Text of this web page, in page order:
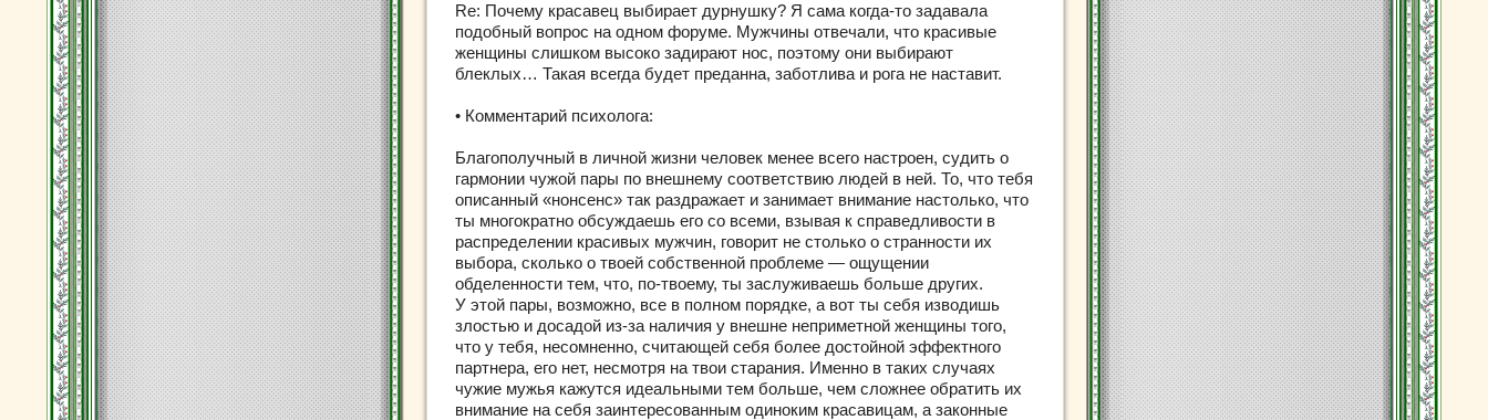
Re: Почему красавец выбирает дурнушку? Я сама когда-то задавала
подобный вопрос на одном форуме. Мужчины отвечали, что красивые
женщины слишком высоко задирают нос, поэтому они выбирают
блеклых… Такая всегда будет преданна, заботлива и рога не наставит.
• Комментарий психолога:
Благополучный в личной жизни человек менее всего настроен, судить о
гармонии чужой пары по внешнему соответствию людей в ней. То, что тебя
описанный «нонсенс» так раздражает и занимает внимание настолько, что
ты многократно обсуждаешь его со всеми, взывая к справедливости в
распределении красивых мужчин, говорит не столько о странности их
выбора, сколько о твоей собственной проблеме — ощущении
обделенности тем, что, по-твоему, ты заслуживаешь больше других.
У этой пары, возможно, все в полном порядке, а вот ты себя изводишь
злостью и досадой из-за наличия у внешне неприметной женщины того,
что у тебя, несомненно, считающей себя более достойной эффектного
партнера, его нет, несмотря на твои старания. Именно в таких случаях
чужие мужья кажутся идеальными тем больше, чем сложнее обратить их
внимание на себя заинтересованным одиноким красавицам, а законные